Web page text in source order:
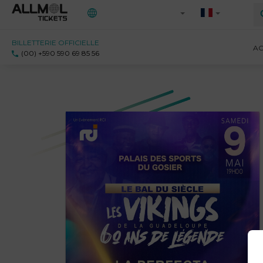
972 - Martinique
973 - Guyane
Saint-Martin
BILLETTERIE OFFICIELLE
(00) +590 590 69 85 56